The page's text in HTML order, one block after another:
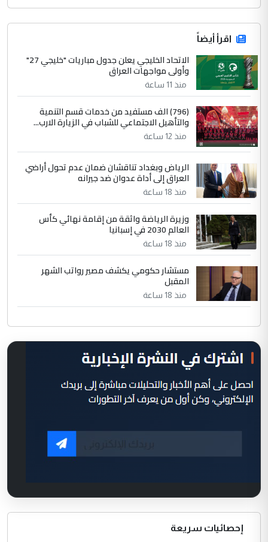
اقرأ أيضاً
الاتحاد الخليجي يعلن جدول مباريات "خليجي 27"
وأولى مواجهات العراق
منذ 11 ساعة
(796) الف مستفيد من خدمات قسم التنمية
والتأهيل الاجتماعي للشباب في الزيارة الارب...
منذ 12 ساعة
الرياض وبغداد تناقشان ضمان عدم تحول أراضي
العراق إلى أداة عدوان ضد جيرانه
منذ 18 ساعة
وزيرة الرياضة واثقة من إقامة نهائي كأس
العالم 2030 في إسبانيا
منذ 18 ساعة
مستشار حكومي يكشف مصير رواتب الشهر
المقبل
منذ 18 ساعة
إحصائيات سريعة